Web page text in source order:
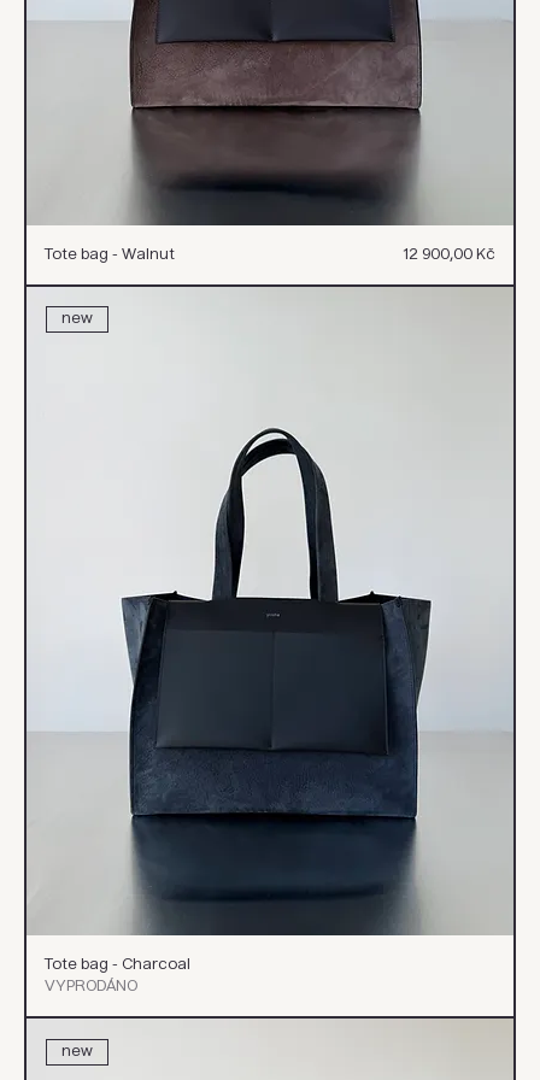
Tote bag - Walnut Cena
12 900,00 Kč
new
Tote bag - Charcoal
VYPRODÁNO
new